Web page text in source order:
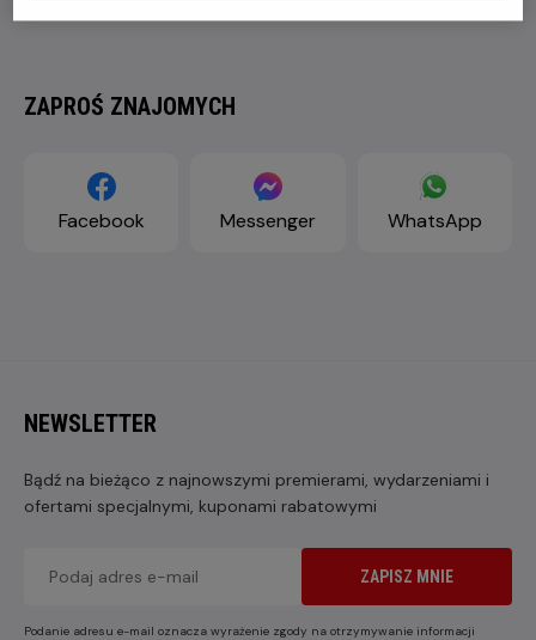
ZAPROŚ ZNAJOMYCH
Facebook Messenger WhatsApp
NEWSLETTER
Bądź na bieżąco z najnowszymi premierami, wydarzeniami i
ofertami specjalnymi, kuponami rabatowymi
ZAPISZ MNIE
Podanie adresu e-mail oznacza wyrażenie zgody na otrzymywanie informacji